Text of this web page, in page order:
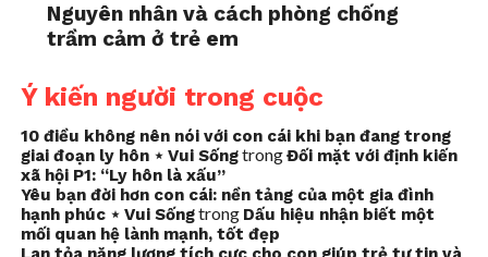
Nguyên nhân và cách phòng chống
trầm cảm ở trẻ em
Ý kiến người trong cuộc
10 điều không nên nói với con cái khi bạn đang trong
giai đoạn ly hôn ⋆ Vui SốngtrongĐối mặt với định kiến
xã hội P1: “Ly hôn là xấu”
Yêu bạn đời hơn con cái: nền tảng của một gia đình
hạnh phúc ⋆ Vui Sốngtrong Dấu hiệu nhận biết một
mối quan hệ lành mạnh, tốt đẹp